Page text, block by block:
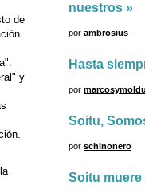
de
y
nuestros »
por ambrosius
Hasta
por
Soitu,
por schinonero
Soitu muere